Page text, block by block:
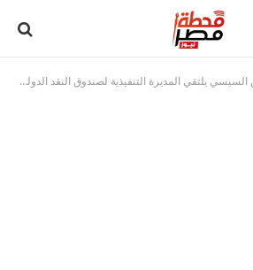
يلتقي المديرة التنفيذية لصندوق النقد الدولي على هامش مشاركته في قمة أفريقيا – فرنسا